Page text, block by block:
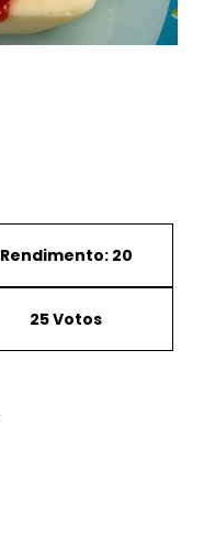
Rendimento: 20
25 Votos